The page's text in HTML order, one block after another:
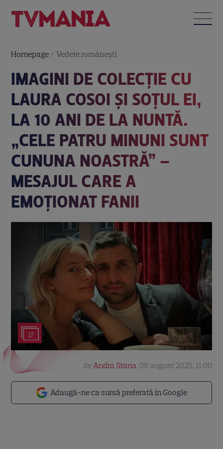
Homepage /Vedete româneşti
IMAGINI DE COLECȚIE CU
LAURA COSOI ȘI SOȚUL EI,
LA 10 ANI DE LA NUNTĂ.
„CELE PATRU MINUNI SUNT
CUNUNA NOASTRĂ” –
MESAJUL CARE A
EMOȚIONAT FANII
17
Adaugă-ne ca sursă preferată în Google
deAndra Stana, 08 august 2025, 11:00